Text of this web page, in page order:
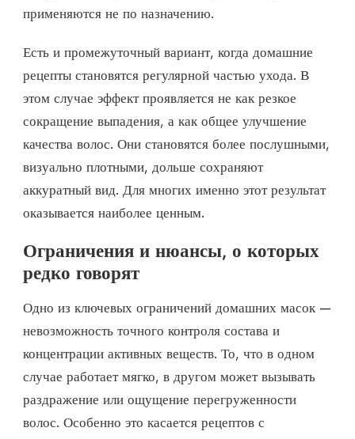
применяются не по назначению.
Есть и промежуточный вариант, когда домашние
рецепты становятся регулярной частью ухода. В
этом случае эффект проявляется не как резкое
сокращение выпадения, а как общее улучшение
качества волос. Они становятся более послушными,
визуально плотными, дольше сохраняют
аккуратный вид. Для многих именно этот результат
оказывается наиболее ценным.
Ограничения и нюансы, о которых
редко говорят
Одно из ключевых ограничений домашних масок —
невозможность точного контроля состава и
концентрации активных веществ. То, что в одном
случае работает мягко, в другом может вызывать
раздражение или ощущение перегруженности
волос. Особенно это касается рецептов с